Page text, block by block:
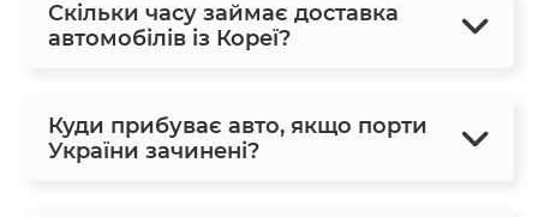
Скільки часу займає доставка
автомобілів із Кореї?
Куди прибуває авто, якщо порти
України зачинені?